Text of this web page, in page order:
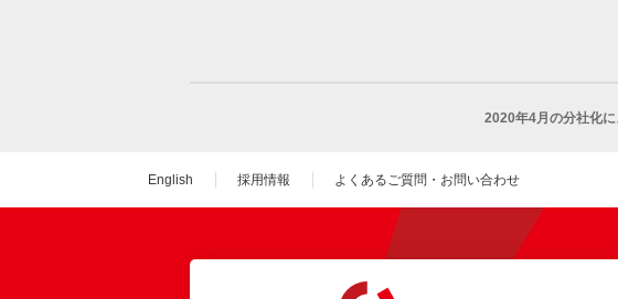
2020年4月の分社化に
English 採用情報 よくあるご質問・お問い合わせ